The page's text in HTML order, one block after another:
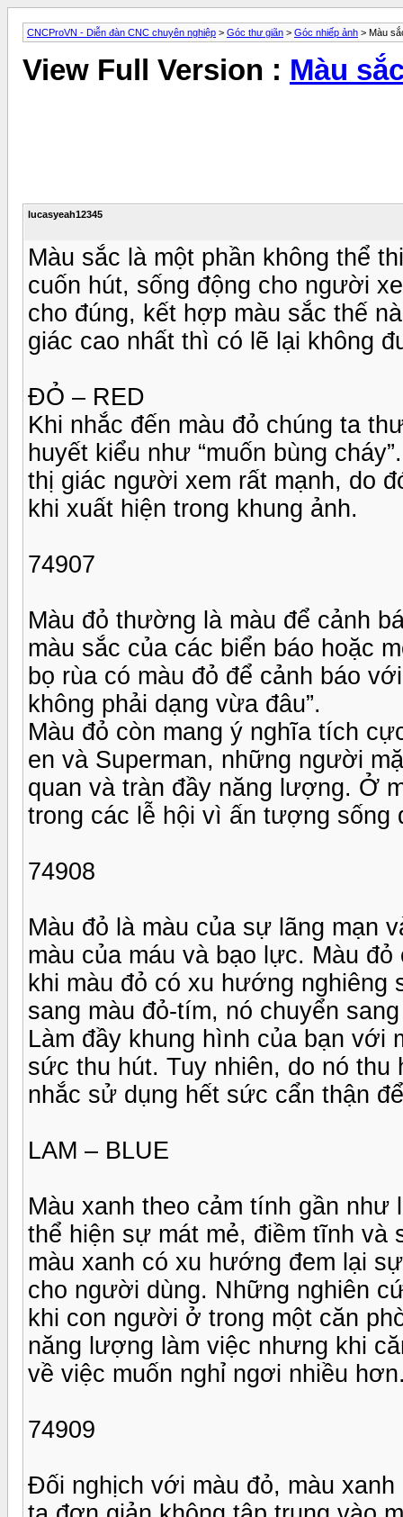
CNCProVN - Diễn đàn CNC chuyên nghiệp > Góc thư giãn > Góc nhiếp ảnh > Màu
View Full Version : Màu
lucasyeah12345
Màu sắc là một phần không thể
cuốn hút, sống động cho người
cho đúng, kết hợp màu sắc thế
giác cao nhất thì có lẽ lại không
ĐỎ – RED
Khi nhắc đến màu đỏ chúng ta
huyết kiểu như “muốn bùng
thị giác người xem rất mạnh, do
khi xuất hiện trong khung ảnh.
74907
Màu đỏ thường là màu để cảnh
màu sắc của các biển báo hoặc
bọ rùa có màu đỏ để cảnh báo
không phải dạng vừa đâu”.
Màu đỏ còn mang ý nghĩa tích
en và Superman, những người
quan và tràn đầy năng lượng. Ở
trong các lễ hội vì ấn tượng sống
74908
Màu đỏ là màu của sự lãng mạn
màu của máu và bạo lực. Màu
khi màu đỏ có xu hướng nghiêng
sang màu đỏ-tím, nó chuyển
Làm đầy khung hình của bạn với
sức thu hút. Tuy nhiên, do nó thu
nhắc sử dụng hết sức cẩn thận
LAM – BLUE
Màu xanh theo cảm tính gần như
thể hiện sự mát mẻ, điềm tĩnh
màu xanh có xu hướng đem lại
cho người dùng. Những nghiên
khi con người ở trong một căn
năng lượng làm việc nhưng khi
về việc muốn nghỉ ngơi nhiều
74909
Đối nghịch với màu đỏ, màu